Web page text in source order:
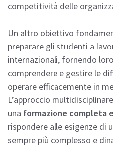
competitività delle
Un altro obiettivo
preparare gli studenti a
internazionali, fornendo
comprendere e gestire le
operare efficacemente in
L’approccio
una formazione completa
rispondere alle esigenze di
sempre più complesso e